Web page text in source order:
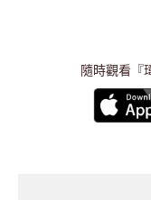
隨時觀看『